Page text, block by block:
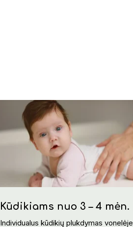
Kūdikiams nuo 3 – 4 mėn.
Individualus kūdikių plukdymas vonelėje